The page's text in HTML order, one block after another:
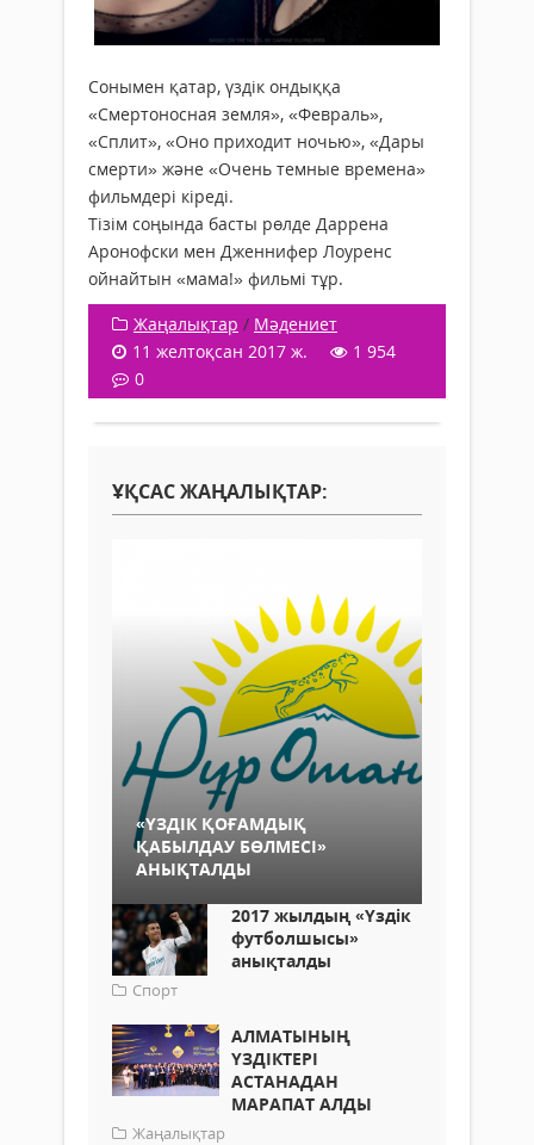
Сонымен қатар, үздік ондыққа
«Смертоносная земля», «Февраль»,
«Сплит», «Оно приходит ночью», «Дары
смерти» және «Очень темные времена»
фильмдері кіреді.
Тізім соңында басты рөлде Даррена
Аронофски мен Дженнифер Лоуренс
ойнайтын «мама!» фильмі тұр.
Жаңалықтар / Мәдениет
11 желтоқсан 2017 ж.
1 954
0
ҰҚСАС ЖАҢАЛЫҚТАР:
«ҮЗДІК ҚОҒАМДЫҚ
ҚАБЫЛДАУ БӨЛМЕСІ»
АНЫҚТАЛДЫ
2017 жылдың «Үздік
футболшысы»
анықталды
Спорт
АЛМАТЫНЫҢ
ҮЗДІКТЕРІ
АСТАНАДАН
МАРАПАТ АЛДЫ
Жаңалықтар